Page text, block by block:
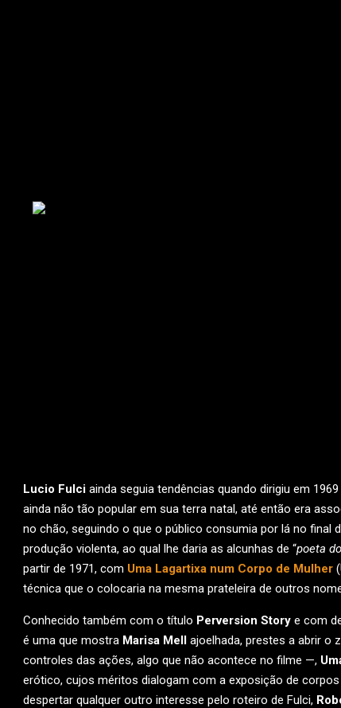
Lucio Fulci ainda seguia tendências quando dirigiu em
ainda não tão popular em sua terra natal, até então era
no chão, seguindo o que o público consumia por lá no
produção violenta, ao qual lhe daria as alcunhas de “poeta
partir de 1971, com Uma Lagartixa num Corpo de Mulher
técnica que o colocaria na mesma prateleira de outros
Conhecido também com o título Perversion Story e com
é uma que mostra Marisa Mell ajoelhada, prestes a abrir o
controles das ações, algo que não acontece no filme —,
erótico, cujos méritos dialogam com a exposição de
despertar qualquer outro interesse pelo roteiro de Fulci,